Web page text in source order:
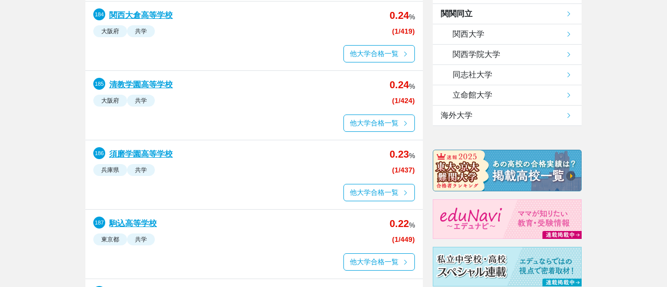
関西大倉高等学校 0.24%
大阪府 共学 (1/419)
他大学合格一覧
清教学園高等学校 0.24%
大阪府 共学 (1/424)
他大学合格一覧
須磨学園高等学校 0.23%
兵庫県 共学 (1/437)
他大学合格一覧
駒込高等学校 0.22%
東京都 共学 (1/449)
他大学合格一覧
関関同立
関西大学
関西学院大学
同志社大学
立命館大学
海外大学